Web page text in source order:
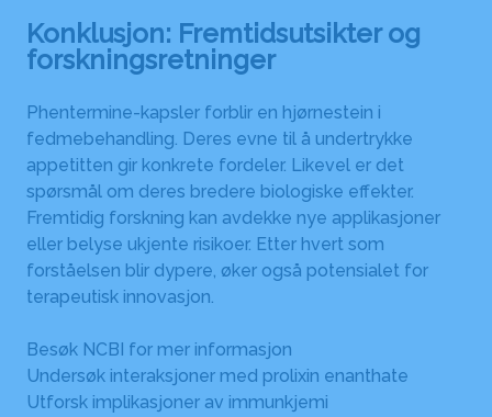
Konklusjon: Fremtidsutsikter og
forskningsretninger
Phentermine-kapsler forblir en hjørnestein i
fedmebehandling. Deres evne til å undertrykke
appetitten gir konkrete fordeler. Likevel er det
spørsmål om deres bredere biologiske effekter.
Fremtidig forskning kan avdekke nye applikasjoner
eller belyse ukjente risikoer. Etter hvert som
forståelsen blir dypere, øker også potensialet for
terapeutisk innovasjon.
Besøk NCBI for mer informasjon
Undersøk interaksjoner med prolixin enanthate
Utforsk implikasjoner av immunkjemi